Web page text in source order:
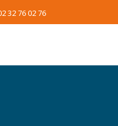
32 76 02 76